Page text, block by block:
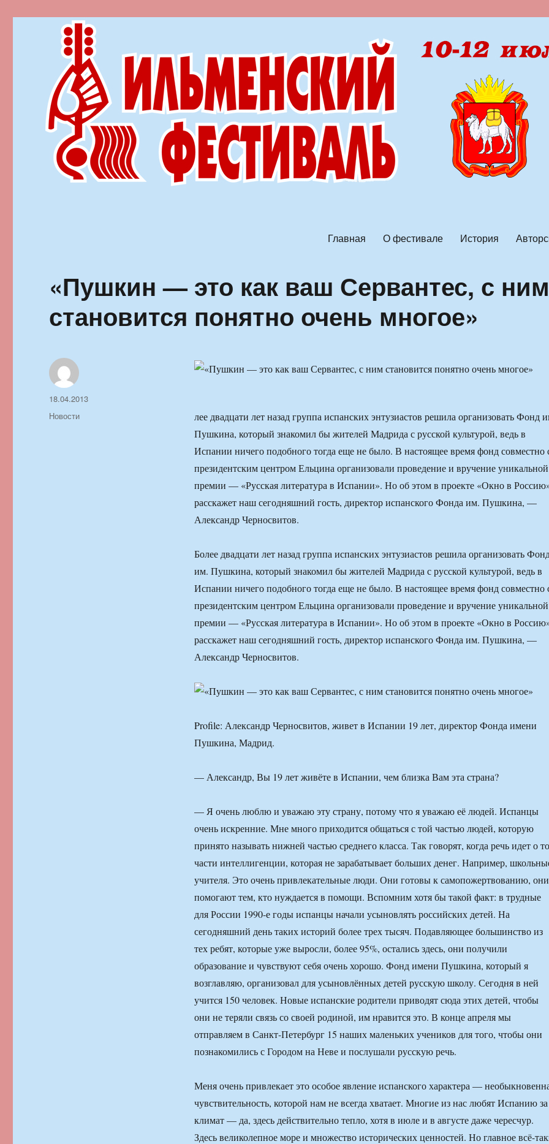
Главная О фестивале История
«Пушкин — это как ваш Сервантес, с ним
становится понятно очень многое»
лее двадцати лет назад группа испанских энтузиастов решила организовать Фонд
Пушкина, который знакомил бы жителей Мадрида с русской культурой, ведь в
Испании ничего подобного тогда еще не было. В настоящее время фонд совместно
президентским центром Ельцина организовали проведение и вручение уникальной
премии — «Русская литература в Испании». Но об этом в проекте «Окно в
расскажет наш сегодняшний гость, директор испанского Фонда им. Пушкина, —
Александр Черносвитов.
Более двадцати лет назад группа испанских энтузиастов решила организовать
им. Пушкина, который знакомил бы жителей Мадрида с русской культурой, ведь в
Испании ничего подобного тогда еще не было. В настоящее время фонд совместно
президентским центром Ельцина организовали проведение и вручение уникальной
премии — «Русская литература в Испании». Но об этом в проекте «Окно в
расскажет наш сегодняшний гость, директор испанского Фонда им. Пушкина, —
Александр Черносвитов.
Profile: Александр Черносвитов, живет в Испании 19 лет, директор Фонда имени
Пушкина, Мадрид.
— Александр, Вы 19 лет живёте в Испании, чем близка Вам эта страна?
— Я очень люблю и уважаю эту страну, потому что я уважаю её людей. Испанцы
очень искренние. Мне много приходится общаться с той частью людей, которую
принято называть нижней частью среднего класса. Так говорят, когда речь идет о
части интеллигенции, которая не зарабатывает больших денег. Например,
учителя. Это очень привлекательные люди. Они готовы к самопожертвованию, они
помогают тем, кто нуждается в помощи. Вспомним хотя бы такой факт: в трудные
для России 1990-е годы испанцы начали усыновлять российских детей. На
сегодняшний день таких историй более трех тысяч. Подавляющее большинство из
тех ребят, которые уже выросли, более 95%, остались здесь, они получили
образование и чувствуют себя очень хорошо. Фонд имени Пушкина, который я
возглавляю, организовал для усыновлённых детей русскую школу. Сегодня в ней
учится 150 человек. Новые испанские родители приводят сюда этих детей, чтобы
они не теряли связь со своей родиной, им нравится это. В конце апреля мы
отправляем в Санкт-Петербург 15 наших маленьких учеников для того, чтобы они
познакомились с Городом на Неве и послушали русскую речь.
Меня очень привлекает это особое явление испанского характера —
чувствительность, которой нам не всегда хватает. Многие из нас любят Испанию за
климат — да, здесь действительно тепло, хотя в июле и в августе даже чересчур.
Здесь великолепное море и множество исторических ценностей. Но главное всё-
Автор
Опубликовано
18.04.2013
Рубрики
Новости